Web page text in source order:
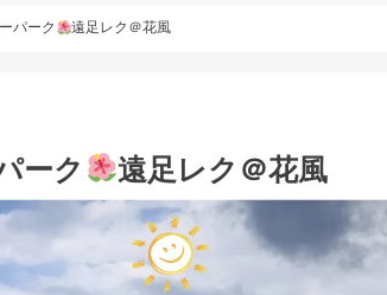
パーク 遠足レク＠花風
ーク 遠足レク＠花風